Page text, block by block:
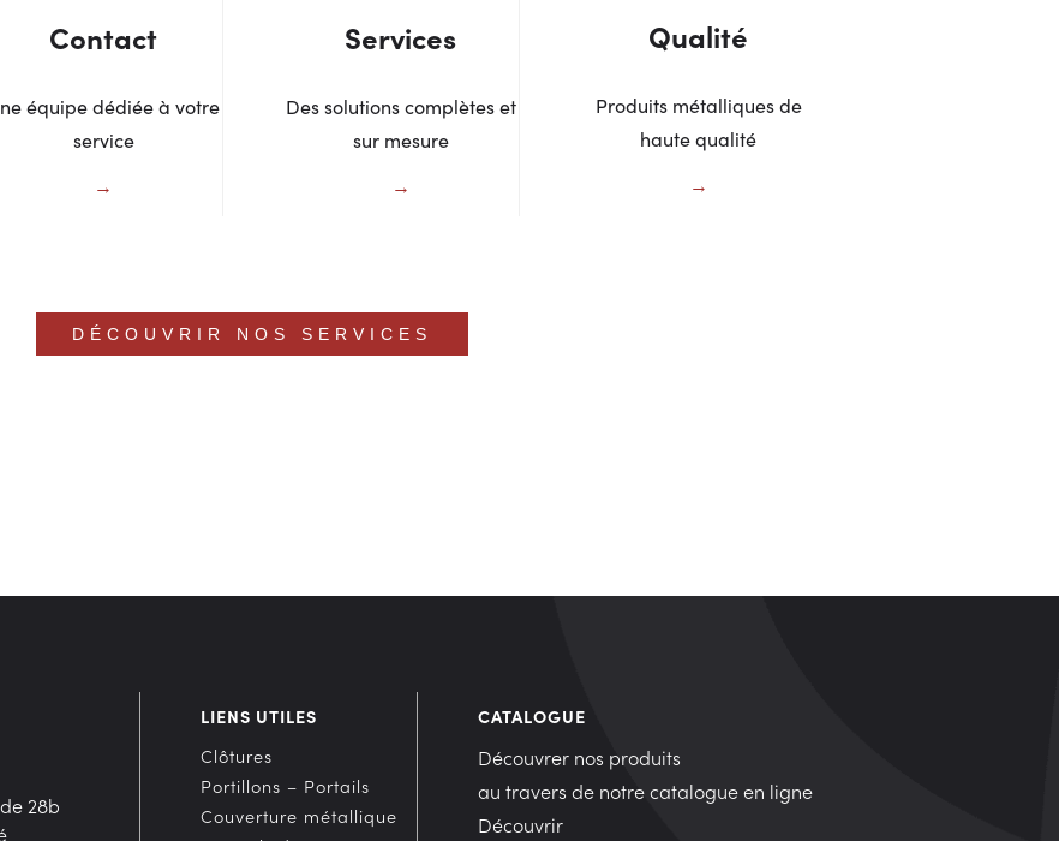
Contact
équipe dédiée à votre
service
Services
Des solutions complètes et
sur mesure
Qualité
Produits métalliques de
haute qualité
DÉCOUVRIR NOS SERVICES
28b
LIENS UTILES
Clôtures
Portillons – Portails
Couverture métallique
CATALOGUE
Découvrer nos produits
au travers de notre catalogue en ligne
Découvrir